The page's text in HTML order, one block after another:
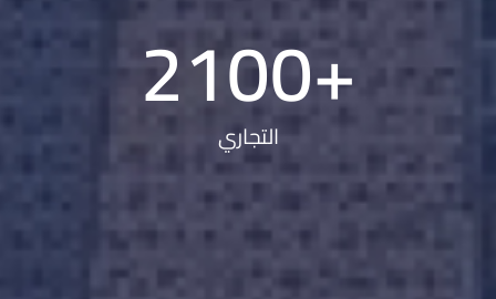
التجاري
2100+